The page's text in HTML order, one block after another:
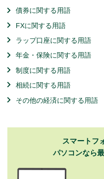
債券に関する用語
FXに関する用語
ラップ口座に関する用語
年金・保険に関する用語
制度に関する用語
相続に関する用語
その他の経済に関する用語
スマートフ
パソコンなら